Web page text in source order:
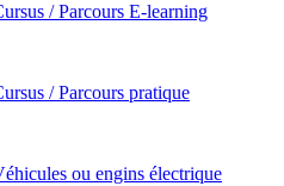
/ Parcours E-learning
/ Parcours pratique
ou engins électrique